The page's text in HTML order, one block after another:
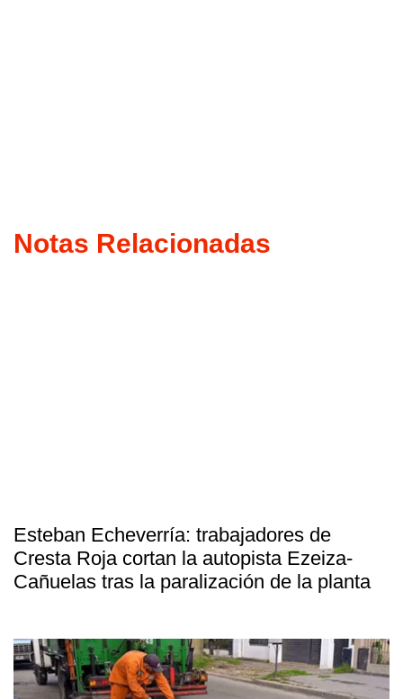
Notas Relacionadas
Esteban Echeverría: trabajadores de
Cresta Roja cortan la autopista Ezeiza-
Cañuelas tras la paralización de la planta